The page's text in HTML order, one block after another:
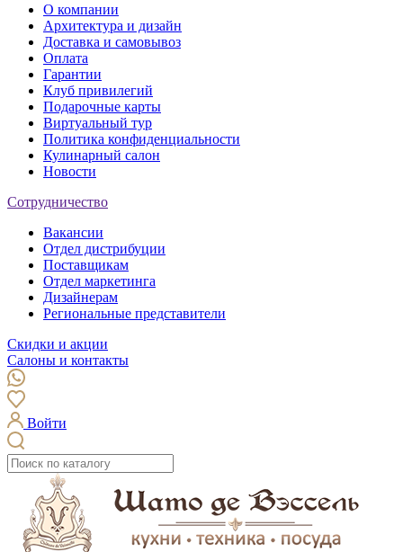
О компании
Архитектура и дизайн
Доставка и самовывоз
Оплата
Гарантии
Клуб привилегий
Подарочные карты
Виртуальный тур
Политика конфиденциальности
Кулинарный салон
Новости
Сотрудничество
Вакансии
Отдел дистрибуции
Поставщикам
Отдел маркетинга
Дизайнерам
Региональные представители
Скидки и акции
Салоны и контакты
Войти